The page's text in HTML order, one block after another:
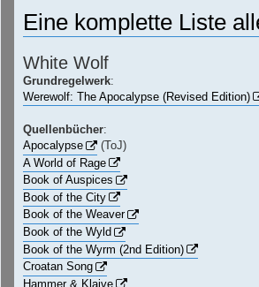
Eine komplette Liste
White Wolf
Grundregelwerk:
Werewolf: The Apocalypse (Revised Edition)
Quellenbücher:
Apocalypse
(ToJ)
A World of Rage
Book of Auspices
Book of the City
Book of the Weaver
Book of the Wyld
Book of the Wyrm (2nd Edition)
Croatan Song
Hammer & Klaive